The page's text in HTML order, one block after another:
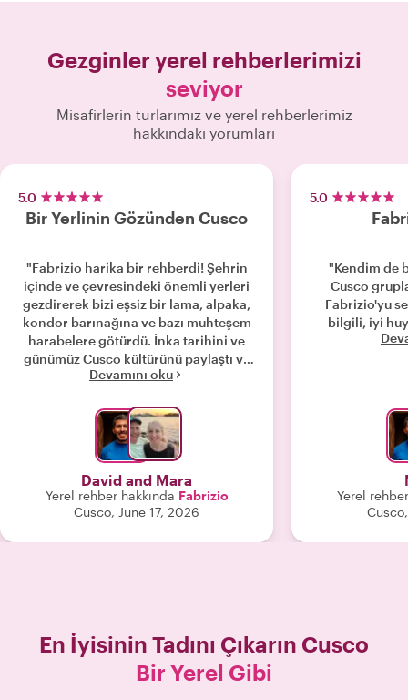
Gezginler yerel rehberlerimizi
seviyor
Misafirlerin turlarımız ve yerel rehberlerimiz
hakkındaki yorumları
5.0
Bir Yerlinin Gözünden Cusco
"Fabrizio harika bir rehberdi! Şehrin
içinde ve çevresindeki önemli yerleri
gezdirerek bizi eşsiz bir lama, alpaka,
kondor barınağına ve bazı muhteşem
harabelere götürdü. İnka tarihini ve
günümüz Cusco kültürünü paylaştı ve
cömertçe uzatılan turumuzun
mekanı önerdi."
Devamını oku
David and Mara
Yerel rehber hakkında Fabrizio
Cusco, June 17, 2026
5.0
"Kendim de
Cusco
Fabrizio'yu
bilgili, iyi
Yerel
En İyisinin Tadını Çıkarın Cusco
Bir Yerel Gibi